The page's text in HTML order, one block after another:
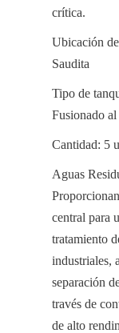
crítica.
Ubicación
Saudita
Tipo de
Fusionado
Cantidad: 5
Aguas
central para
tratamiento
industriales,
separación
través de
de alto